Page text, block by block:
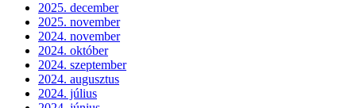
2025. december
2025. november
2024. november
2024. október
2024. szeptember
2024. augusztus
2024. július